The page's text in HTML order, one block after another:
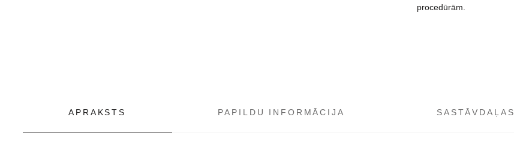
procedūrām.
APRAKSTS PAPILDU INFORMĀCIJA SASTĀVDAĻAS